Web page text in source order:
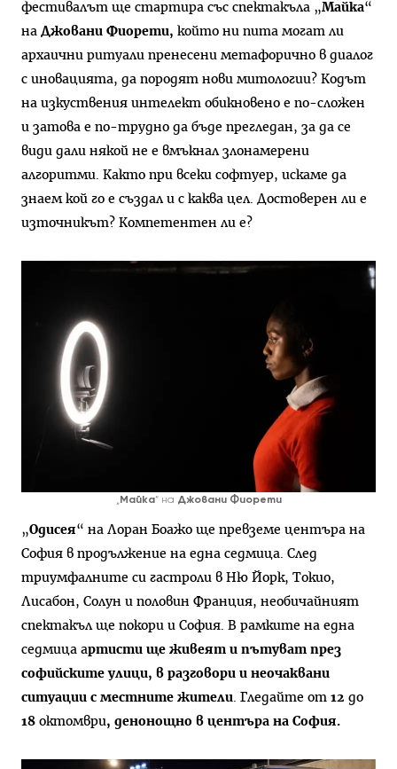
фестивалът ще стартира със спектакъла „Майка“
на Джовани Фиорети, който ни пита могат ли
архаични ритуали пренесени метафорично в диалог
с иновацията, да породят нови митологии? Кодът
на изкуствения интелект обикновено е по-сложен
и затова е по-трудно да бъде прегледан, за да се
види дали някой не е вмъкнал злонамерени
алгоритми. Както при всеки софтуер, искаме да
знаем кой го е създал и с каква цел. Достоверен ли е
източникът? Компетентен ли е?
„Майка“ на Джовани Фиорети
„Одисея“ на Лоран Боажо ще превземе центъра на
София в продължение на една седмица. След
триумфалните си гастроли в Ню Йорк, Токио,
Лисабон, Солун и половин Франция, необичайният
спектакъл ще покори и София. В рамките на една
седмица артисти ще живеят и пътуват през
софийските улици, в разговори и неочаквани
ситуации с местните жители. Гледайте от 12 до
18 октомври, денонощно в центъра на София.